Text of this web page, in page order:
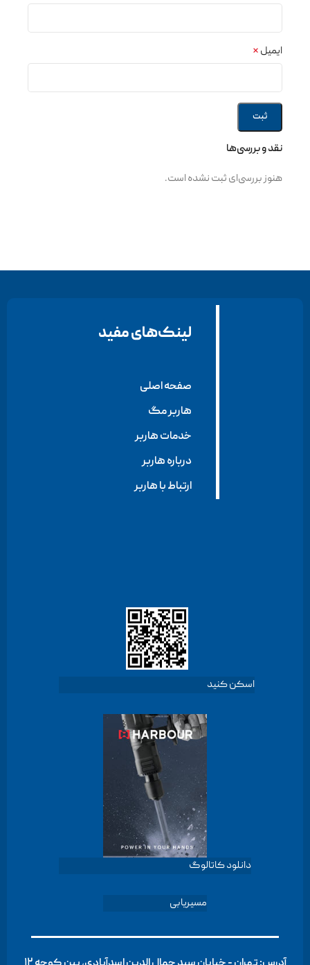
نقد و بررسی‌ها
هنوز بررسی‌ای ثبت نشده است.
ایمیل*
لینک‌های مفید
صفحه اصلی
هاربر مگ
خدمات هاربر
درباره هاربر
ارتباط با هاربر
اسکن کنید
دانلود کاتالوگ
مسیریابی